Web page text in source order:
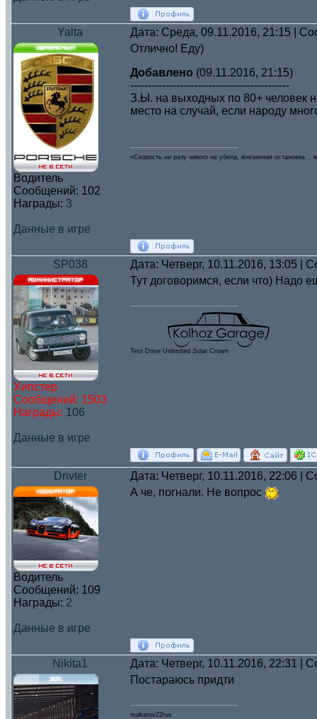
Yalta Дата: Среда, 09.11.2016, 21:15 |
Водитель
Сообщений: 102
Награды: 3
Данные в игре
Отлично! Еду)
Добавлено (09.11.2016, 21:15)
---------------------------------------------
З.Ы. на выходных по 80+ человек
место на случай, если народу
«Скорость ни разу никого не убила, внезапная остановка…
SP038 Дата: Четверг, 10.11.2016, 13:05 |
Хипстер
Сообщений: 1503
Награды: 106
Данные в игре
Тут договоримся, если что) Надо
Test Drive Unlimited Solar Crown
Drivter Дата: Четверг, 10.11.2016, 22:06 |
Водитель
Сообщений: 109
Награды: 2
Данные в игре
А че, погнали. Не вопрос
Nikita1 Дата: Четверг, 10.11.2016, 22:31 |
Постараюсь придти
makarov22rus